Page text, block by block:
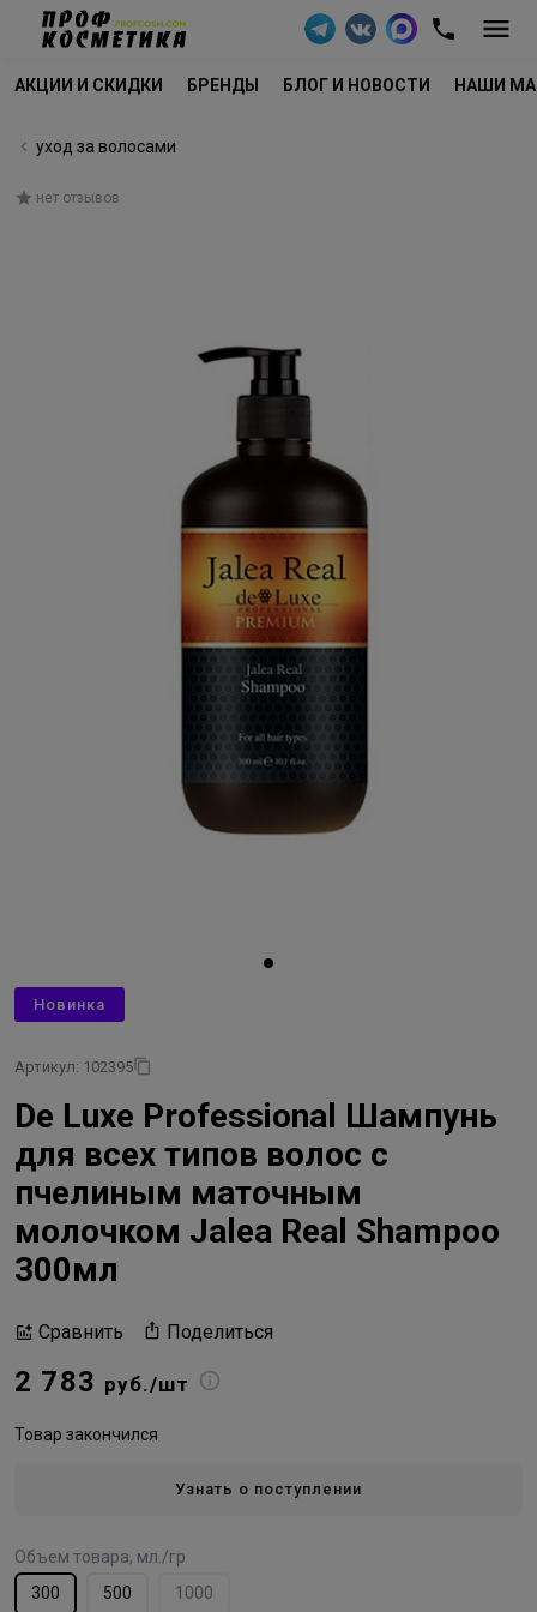
АКЦИИ И СКИДКИ БРЕНДЫ БЛОГ И НОВОСТИ НАШИ
уход за волосами
нет отзывов
Новинка
Артикул: 102395
De Luxе Professional Шампунь
для всех типов волос с
пчелиным маточным
молочком Jalea Real Shampoo
300мл
Сравнить Поделиться
2 783 руб./шт
Товар закончился
Узнать о поступлении
Объем товара, мл./гр
300
500 1000